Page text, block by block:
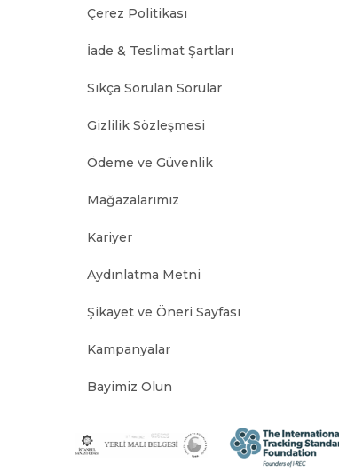
Çerez Politikası
İade & Teslimat Şartları
Sıkça Sorulan Sorular
Gizlilik Sözleşmesi
Ödeme ve Güvenlik
Mağazalarımız
Kariyer
Aydınlatma Metni
Şikayet ve Öneri Sayfası
Kampanyalar
Bayimiz Olun